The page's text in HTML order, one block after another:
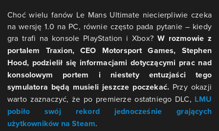
Choć wielu fanów Le Mans Ultimate niecierpliwie czeka
na wersję 1.0 na PC, równie często pada pytanie – kiedy
gra trafi na konsole PlayStation i Xbox? W rozmowie z
portalem Traxion, CEO Motorsport Games, Stephen
Hood, podzielił się informacjami dotyczącymi prac nad
konsolowym portem i niestety entuzjaści tego
symulatora będą musieli jeszcze poczekać. Przy okazji
warto zaznaczyć, że po premierze ostatniego DLC, LMU
pobiło swój rekord jednocześnie grających
użytkowników na Steam.